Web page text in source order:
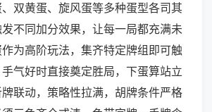
双黄蛋、旋风蛋等多种蛋型各司其
不同加分效果，让每一局都充满未
为高阶玩法，集齐特定牌组即可触
气好时直接奠定胜局，下蛋算站立
联动，策略性拉满，胡牌条件严格